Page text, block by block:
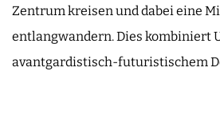
Zentrum kreisen und dabei eine
entlangwandern. Dies kombiniert
avantgardistisch-futuristischem